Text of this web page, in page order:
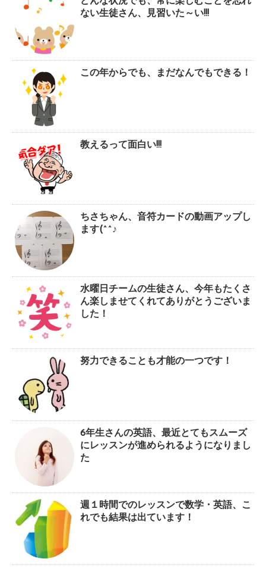
ない生徒さん、見習いた～い!!!
この年からでも、まだなんでもできる！
教えるって面白い!!!
ちさちゃん、音符カードの動画アップし
ます(^^♪
水曜日チームの生徒さん、今年もたくさ
ん楽しませてくれてありがとうございま
した！
努力できることも才能の一つです！
6年生さんの英語、最近とてもスムーズ
にレッスンが進められるようになりまし
た
週１時間でのレッスンで数学・英語、こ
れでも結果は出ています！